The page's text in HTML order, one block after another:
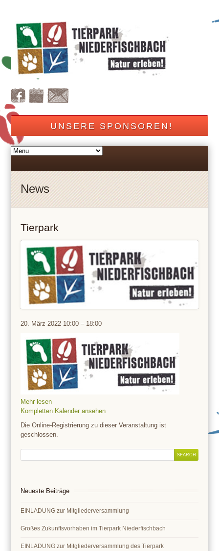
UNSERE SPONSOREN!
News
Tierpark
Tierpark
20. März 2022 10:00 – 18:00
Mehr lesen
Kompletten Kalender ansehen
Die Online-Registrierung zu dieser Veranstaltung ist
geschlossen.
Neueste Beiträge
EINLADUNG zur Mitgliederversammlung
Großes Zukunftsvorhaben im Tierpark Niederfischbach
EINLADUNG zur Mitgliederversammlung des Tierpark